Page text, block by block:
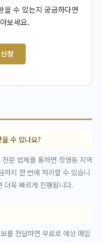
을 수 있는지 궁금하다면
보세요.
청
수 있나요?
문 업체를 통하면 창영동 지역
까지 한 번에 처리할 수 있습니
더욱 빠르게 진행됩니다.
를 전달하면 무료로 예상 매입